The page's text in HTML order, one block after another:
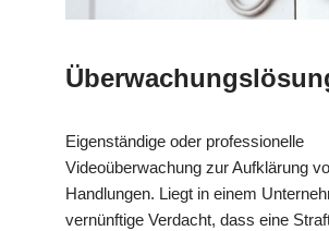
Eigenständige oder professionelle
Videoüberwachung zur Aufklärung
Handlungen. Liegt in einem
vernünftige Verdacht, dass eine